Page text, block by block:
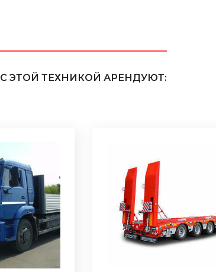
С ЭТОЙ ТЕХНИКОЙ АРЕНДУЮТ: